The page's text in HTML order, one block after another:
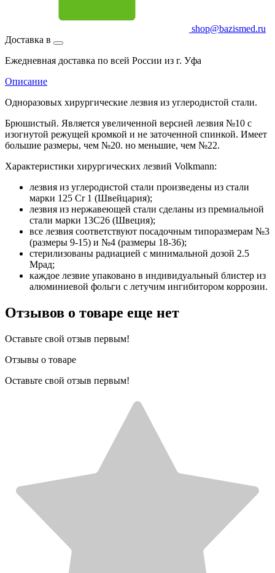
shop@bazismed.ru
Доставка в
Ежедневная доставка по всей России из г. Уфа
Описание
Одноразовых хирургические лезвия из углеродистой стали.
Брюшистый. Является увеличенной версией лезвия №10 с
изогнутой режущей кромкой и не заточенной спинкой. Имеет
большие размеры, чем №20. но меньшие, чем №22.
Характеристики хирургических лезвий Volkmann:
лезвия из углеродистой стали произведены из стали
марки 125 Cr 1 (Швейцария);
лезвия из нержавеющей стали сделаны из премиальной
стали марки 13С26 (Швеция);
все лезвия соответствуют посадочным типоразмерам №3
(размеры 9-15) и №4 (размеры 18-36);
стерилизованы радиацией с минимальной дозой 2.5
Мрад;
каждое лезвие упаковано в индивидуальный блистер из
алюминиевой фольги с летучим ингибитором коррозии.
Отзывов о товаре еще нет
Оставьте свой отзыв первым!
Отзывы о товаре
Оставьте свой отзыв первым!